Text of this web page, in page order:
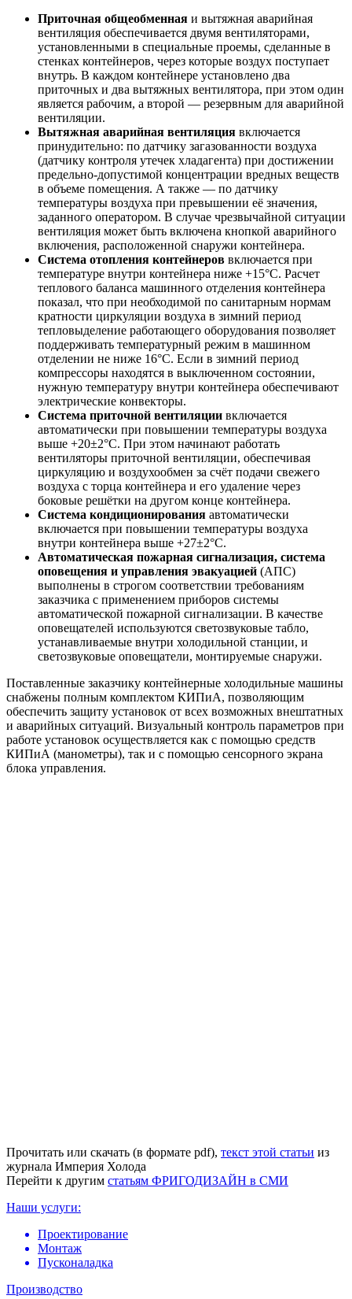
Приточная общеобменная и вытяжная аварийная
вентиляция обеспечивается двумя вентиляторами,
установленными в специальные проемы, сделанные в
стенках контейнеров, через которые воздух поступает
внутрь. В каждом контейнере установлено два
приточных и два вытяжных вентилятора, при этом один
является рабочим, а второй — резервным для аварийной
вентиляции.
Вытяжная аварийная вентиляция включается
принудительно: по датчику загазованности воздуха
(датчику контроля утечек хладагента) при достижении
предельно-допустимой концентрации вредных веществ
в объеме помещения. А также — по датчику
температуры воздуха при превышении её значения,
заданного оператором. В случае чрезвычайной ситуации
вентиляция может быть включена кнопкой аварийного
включения, расположенной снаружи контейнера.
Система отопления контейнеров включается при
температуре внутри контейнера ниже +15°С. Расчет
теплового баланса машинного отделения контейнера
показал, что при необходимой по санитарным нормам
кратности циркуляции воздуха в зимний период
тепловыделение работающего оборудования позволяет
поддерживать температурный режим в машинном
отделении не ниже 16°С. Если в зимний период
компрессоры находятся в выключенном состоянии,
нужную температуру внутри контейнера обеспечивают
электрические конвекторы.
Система приточной вентиляции включается
автоматически при повышении температуры воздуха
выше +20±2°С. При этом начинают работать
вентиляторы приточной вентиляции, обеспечивая
циркуляцию и воздухообмен за счёт подачи свежего
воздуха с торца контейнера и его удаление через
боковые решётки на другом конце контейнера.
Система кондиционирования автоматически
включается при повышении температуры воздуха
внутри контейнера выше +27±2°С.
Автоматическая пожарная сигнализация, система
оповещения и управления эвакуацией (АПС)
выполнены в строгом соответствии требованиям
заказчика с применением приборов системы
автоматической пожарной сигнализации. В качестве
оповещателей используются светозвуковые табло,
устанавливаемые внутри холодильной станции, и
светозвуковые оповещатели, монтируемые снаружи.
Поставленные заказчику контейнерные холодильные машины
снабжены полным комплектом КИПиА, позволяющим
обеспечить защиту установок от всех возможных внештатных
и аварийных ситуаций. Визуальный контроль параметров при
работе установок осуществляется как с помощью средств
КИПиА (манометры), так и с помощью сенсорного экрана
блока управления.
Прочитать или скачать (в формате pdf), текст этой статьи из
журнала Империя Холода
Перейти к другим статьям ФРИГОДИЗАЙН в СМИ
Наши услуги:
Проектирование
Монтаж
Пусконаладка
Производство